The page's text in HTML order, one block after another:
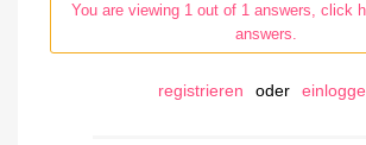
You are viewing 1 out of 1 answers, click
answers.
registrieren oder